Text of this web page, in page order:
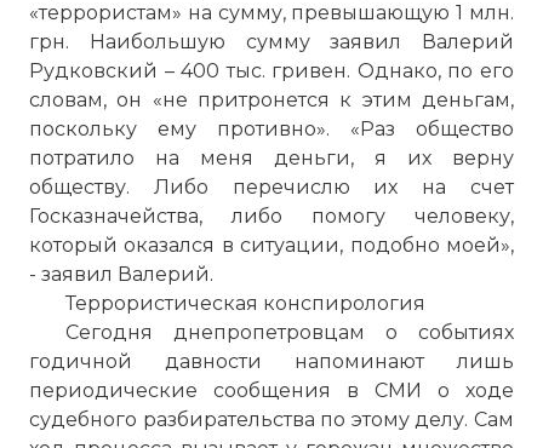
«террористам» на сумму, превышающую 1 млн.
грн. Наибольшую сумму заявил Валерий
Рудковский – 400 тыс. гривен. Однако, по его
словам, он «не притронется к этим деньгам,
поскольку ему противно». «Раз общество
потратило на меня деньги, я их верну
обществу. Либо перечислю их на счет
Госказначейства, либо помогу человеку,
который оказался в ситуации, подобно моей»,
- заявил Валерий.
Террористическая конспирология
Сегодня днепропетровцам о событиях
годичной давности напоминают лишь
периодические сообщения в СМИ о ходе
судебного разбирательства по этому делу. Сам